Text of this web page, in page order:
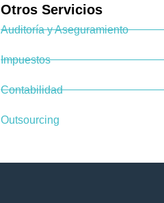
Otros Servicios
Auditoría y Aseguramiento
Impuestos
Contabilidad
Outsourcing